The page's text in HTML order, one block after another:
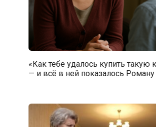
«Как тебе удалось купить такую
— и всё в ней показалось